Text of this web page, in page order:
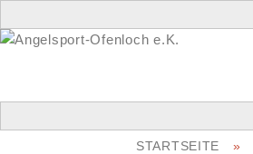
STARTSEITE »